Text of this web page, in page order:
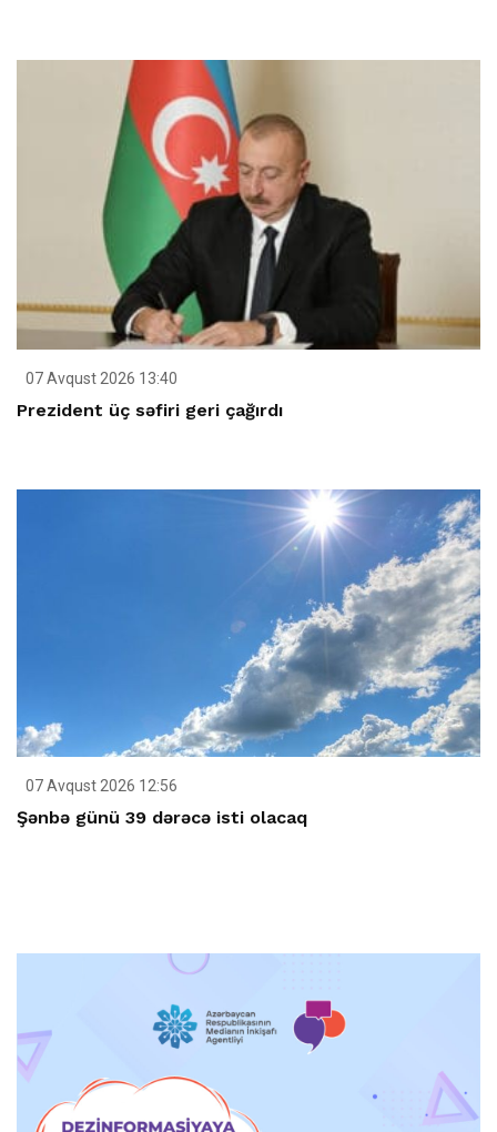
07 Avqust 2026 13:40
Prezident üç səfiri geri çağırdı
07 Avqust 2026 12:56
Şənbə günü 39 dərəcə isti olacaq